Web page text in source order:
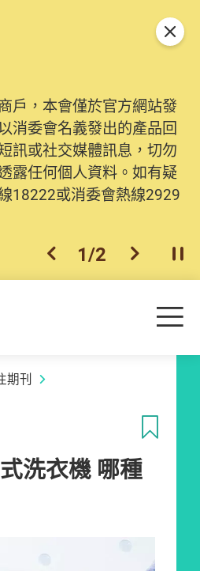
戶，本會僅於官方網站發
消委會名義發出的產品回
訊或社交媒體訊息，切勿
露任何個人資料。如有疑
18222或消委會熱線2929
上一個
1/2 下一個開
關閉
目
期刊
洗衣機 哪種